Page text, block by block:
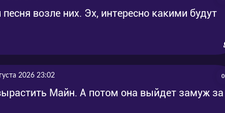
возле них. Эх, интересно какими будут
2026 23:02 0
Майн. А потом она выйдет замуж за